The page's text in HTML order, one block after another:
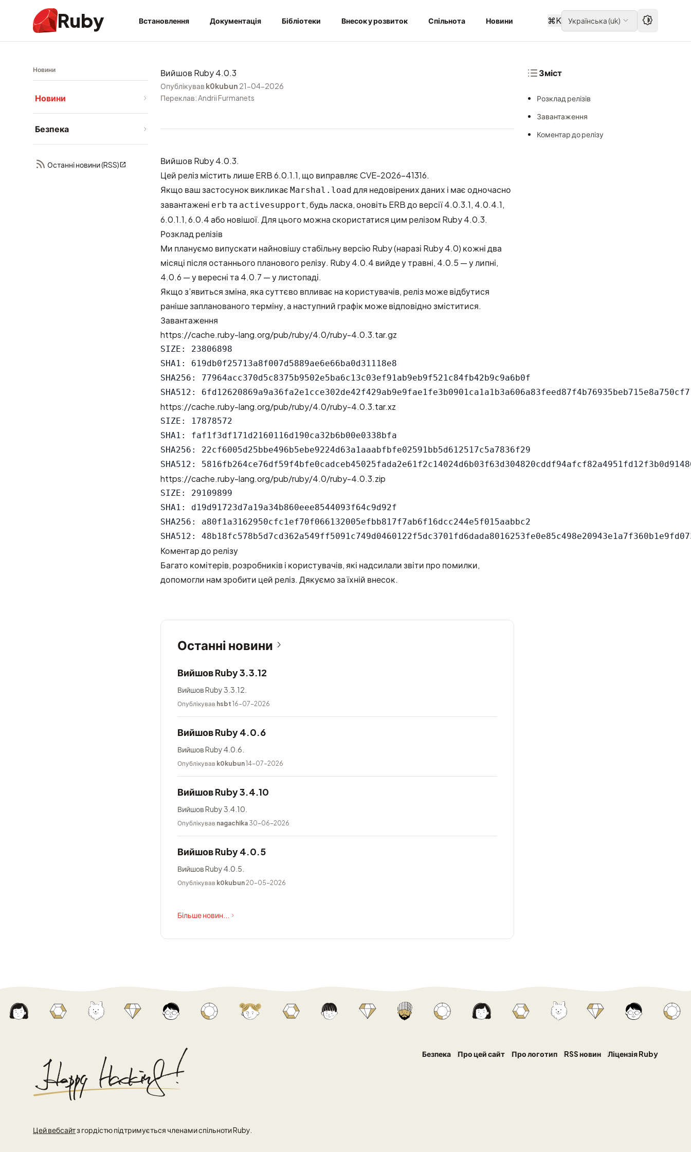
Ruby Встановлення Документація Бібліотеки Внесок у розвиток Спільнота Новини ⌘K Українська(uk)
Новини
Новини
Безпека
Останні новини (RSS)
Вийшов Ruby 4.0.3
Опублікував k0kubun 21-04-2026
Переклав: Andrii Furmanets
Вийшов Ruby 4.0.3.
Цей реліз містить лише ERB 6.0.1.1, що виправляєCVE-2026-41316.
Якщо ваш застосунок викликає Marshal.load для недовірених даних і має одночасно
завантажені erb та activesupport , будь ласка, оновіть ERB до версії 4.0.3.1, 4.0.4.1,
6.0.1.1, 6.0.4 або новішої. Для цього можна скористатися цим релізом Ruby 4.0.3.
Розклад релізів
Ми плануємо випускати найновішу стабільну версію Ruby (наразі Ruby 4.0) кожні два
місяці після останнього планового релізу. Ruby 4.0.4 вийде у травні, 4.0.5 — у липні,
4.0.6 — у вересні та 4.0.7 — у листопаді.
Якщо з’явиться зміна, яка суттєво впливає на користувачів, реліз може відбутися
раніше запланованого терміну, а наступний графік може відповідно зміститися.
Завантаження
https://cache.ruby-lang.org/pub/ruby/4.0/ruby-4.0.3.tar.gz
SIZE: 23806898
SHA1: 619db0f25713a8f007d5889ae6e66ba0d31118e8
SHA256: 77964acc370d5c8375b9502e5ba6c13c03ef91ab9eb9f521c84fb42b9c9a6b0f
https://cache.ruby-lang.org/pub/ruby/4.0/ruby-4.0.3.tar.xz
SIZE: 17878572
SHA1: faf1f3df171d2160116d190ca32b6b00e0338bfa
SHA256: 22cf6005d25bbe496b5ebe9224d63a1aaabfbfe02591bb5d612517c5a7836f29
https://cache.ruby-lang.org/pub/ruby/4.0/ruby-4.0.3.zip
SIZE: 29109899
SHA1: d19d91723d7a19a34b860eee8544093f64c9d92f
SHA256: a80f1a3162950cfc1ef70f066132005efbb817f7ab6f16dcc244e5f015aabbc2
Коментар до релізу
Багато комітерів, розробників і користувачів, які надсилали звіти про помилки,
допомогли нам зробити цей реліз. Дякуємо за їхній внесок.
Останні новини
Вийшов Ruby 3.3.12
Вийшов Ruby 3.3.12.
Опублікував hsbt 16-07-2026
Вийшов Ruby 4.0.6
Вийшов Ruby 4.0.6.
Опублікував k0kubun14-07-2026
Вийшов Ruby 3.4.10
Вийшов Ruby 3.4.10.
Опублікував nagachika 30-06-2026
Вийшов Ruby 4.0.5
Вийшов Ruby 4.0.5.
Опублікував k0kubun20-05-2026
Більше новин...
Зміст
Розклад релізів
Завантаження
Коментар до релізу
Безпека Про цей сайт Про логотип RSS новин Ліцензія Ruby
Цей вебсайтз гордістю підтримується членами спільноти Ruby.